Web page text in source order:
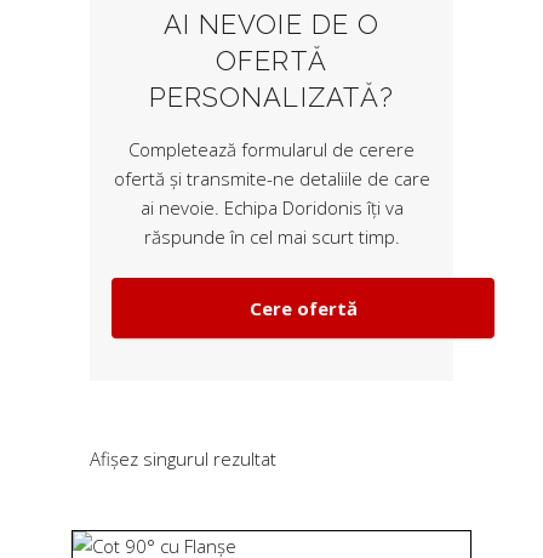
AI NEVOIE DE O
OFERTĂ
PERSONALIZATĂ?
Completează formularul de cerere
ofertă și transmite-ne detaliile de care
ai nevoie. Echipa Doridonis îți va
răspunde în cel mai scurt timp.
Cere ofertă
Afișez singurul rezultat